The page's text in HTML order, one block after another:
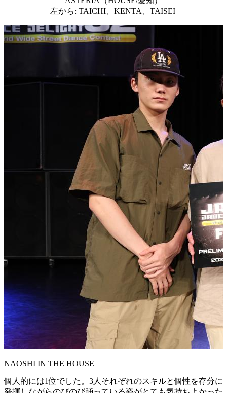
左から: TAICHI、KENTA、TAISEI
NAOSHI IN THE HOUSE
個人的には1位でした。3人それぞれのスキルと個性を存分に